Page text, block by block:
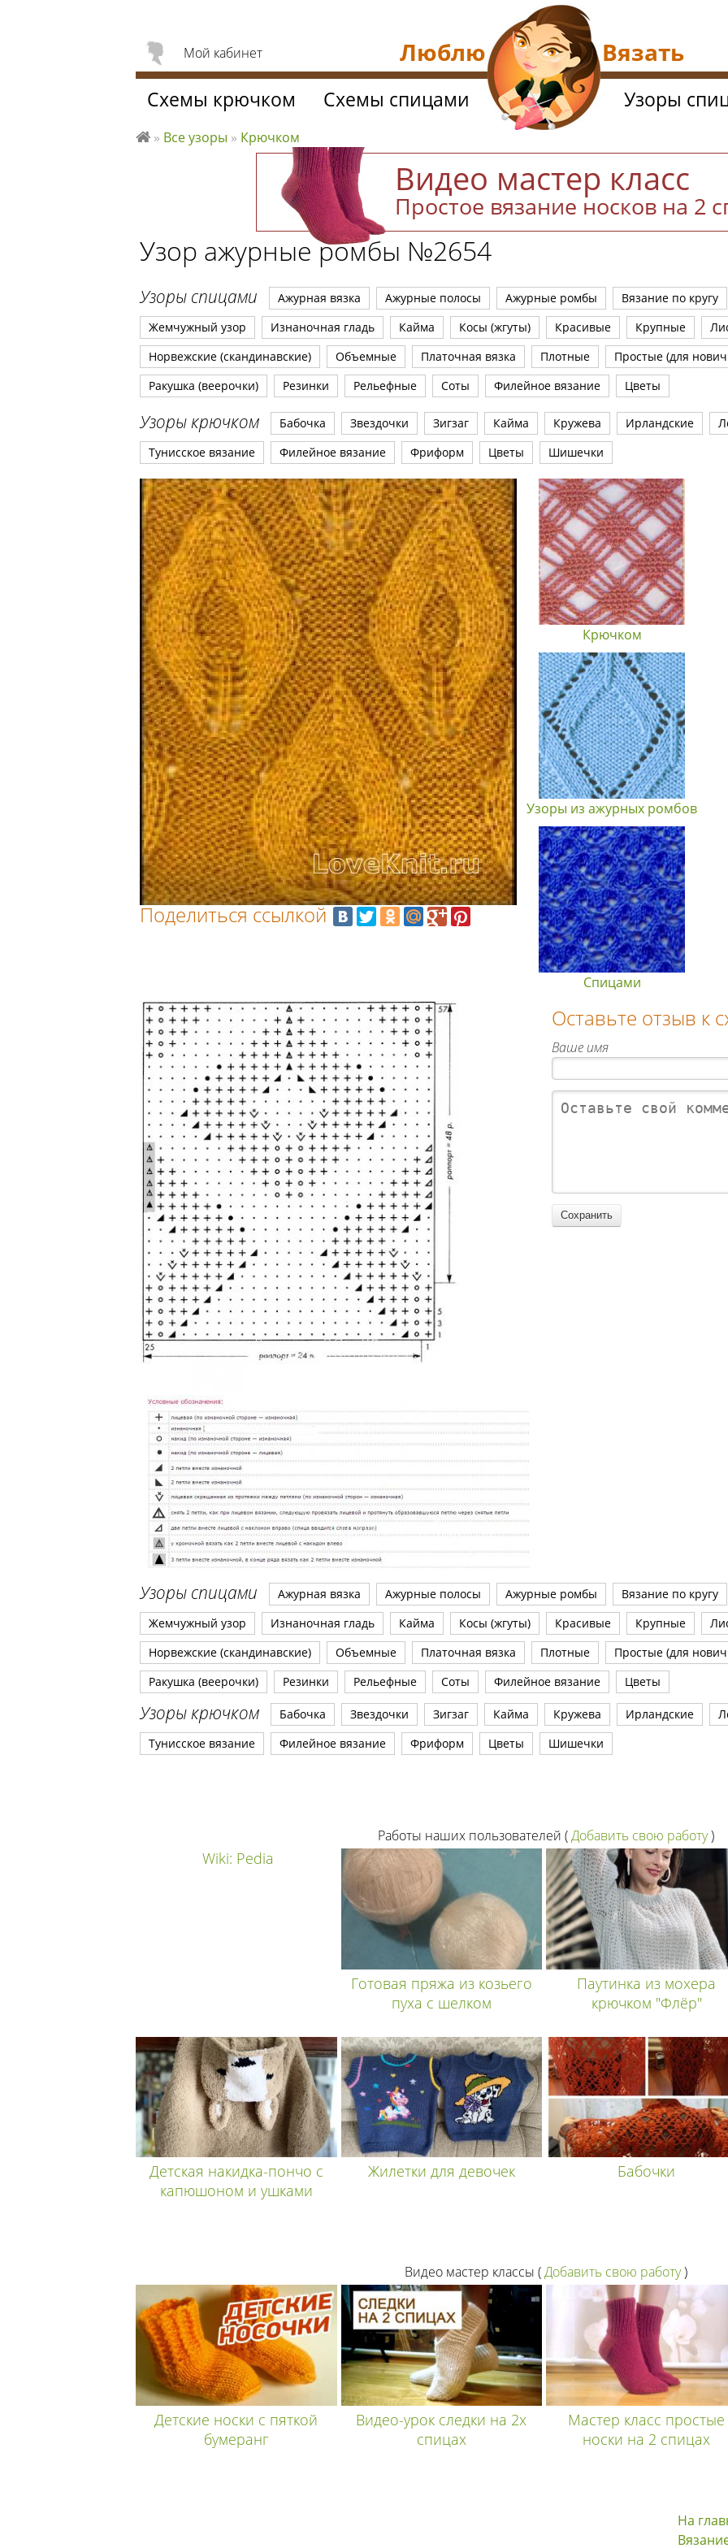
Видео мастер класс
Простое вязание носков на 2
Узор ажурные ромбы №2654
Узоры спицами Ажурная вязка Ажурные полосы Ажурные ромбы Вязание по кругу
Жемчужный узор
Изнаночная гладь Кайма Косы (жгуты) Красивые Крупные
Норвежские (скандинавские)
Объемные Платочная вязка Плотные Простые (для
Ракушка (веерочки)
Резинки Рельефные Соты Филейное вязание Цветы
Узоры крючком Бабочка Звездочки Зигзаг Кайма Кружева Ирландские
Тунисское вязание
Филейное вязание Фриформ Цветы Шишечки
Поделиться ссылкой
Крючком
Узоры из ажурных ромбов
Спицами
Оставьте отзыв к
Ваше имя
Узоры спицами Ажурная вязка Ажурные полосы Ажурные ромбы Вязание по кругу
Жемчужный узор
Изнаночная гладь Кайма Косы (жгуты) Красивые Крупные
Норвежские (скандинавские)
Объемные Платочная вязка Плотные Простые (для
Ракушка (веерочки)
Резинки Рельефные Соты Филейное вязание Цветы
Узоры крючком Бабочка Звездочки Зигзаг Кайма Кружева Ирландские
Тунисское вязание
Филейное вязание Фриформ Цветы Шишечки
Мой кабинет
Схемы крючком Схемы спицами Узоры
вя
ть
» Все узоры » Крючком
Люблю Вязать
Работы наших пользователей (Добавить свою работу)
Wiki: Pedia
Готовая пряжа из козьего
пуха с шелком
Паутинка из мохера
крючком "Флёр"
Детская накидка-пончо с
капюшоном и ушками
Жилетки для девочек Бабочки
Видео мастер классы (Добавить свою работу)
Детские носки с пяткой
бумеранг
Видео-урок следки на 2х
спицах
Мастер класс простые
носки на 2 спицах
На